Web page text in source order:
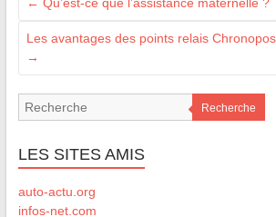
Les avantages des points relais
→
Recherche
LES SITES AMIS
auto-actu.org
infos-net.com